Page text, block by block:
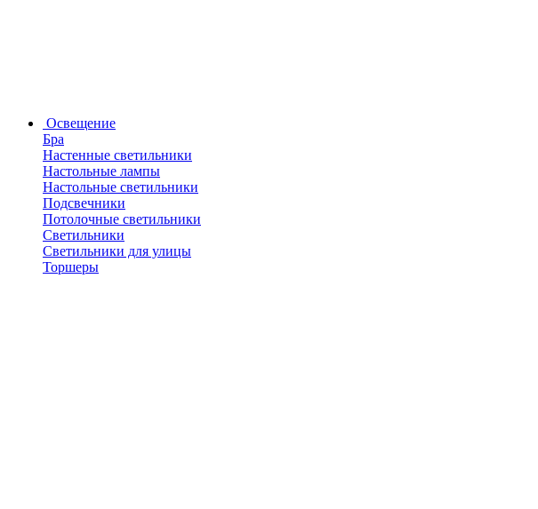
Освещение
Бра
Настенные светильники
Настольные лампы
Настольные светильники
Подсвечники
Потолочные светильники
Светильники
Светильники для улицы
Торшеры